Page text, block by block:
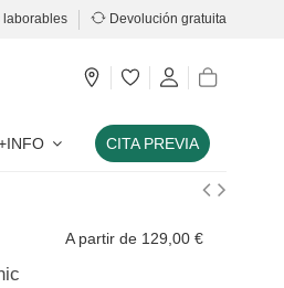
laborables Devolución gratuita
CITA PREVIA
A partir de 129,00 €